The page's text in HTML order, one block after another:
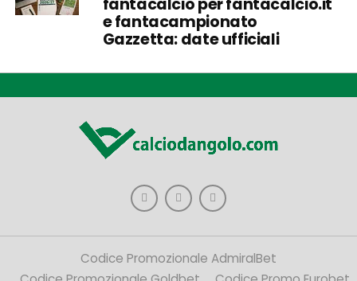
fantacalcio per fantacalcio.it
e fantacampionato
Gazzetta: date ufficiali
Codice Promozionale AdmiralBet